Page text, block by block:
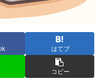
はてブ
コピー